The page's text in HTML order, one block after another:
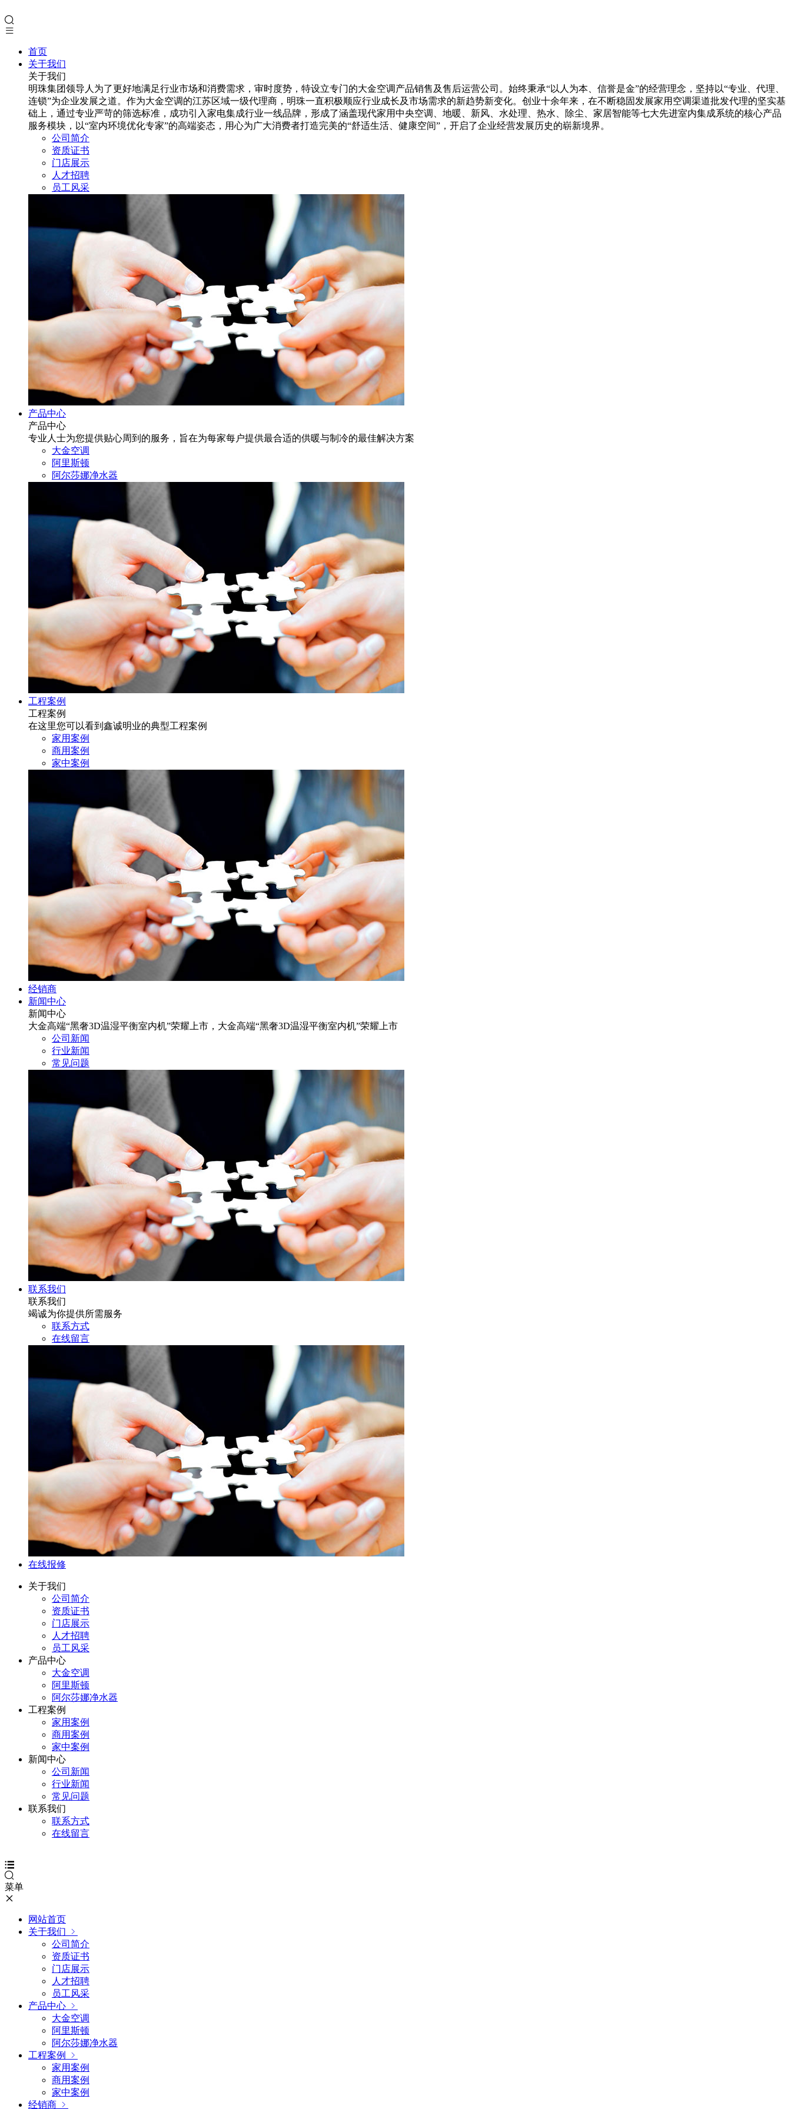
首页
关于我们
关于我们
明珠集团领导人为了更好地满足行业市场和消费需求，审时度势，特设立专门的大金空调产品销售及售后运营公司。始终秉承“以人为本、信誉是金”的经营理念，坚持以“专业、代理、
连锁”为企业发展之道。作为大金空调的江苏区域一级代理商，明珠一直积极顺应行业成长及市场需求的新趋势新变化。创业十余年来，在不断稳固发展家用空调渠道批发代理的坚实基
础上，通过专业严苛的筛选标准，成功引入家电集成行业一线品牌，形成了涵盖现代家用中央空调、地暖、新风、水处理、热水、除尘、家居智能等七大先进室内集成系统的核心产品
服务模块，以“室内环境优化专家”的高端姿态，用心为广大消费者打造完美的“舒适生活、健康空间”，开启了企业经营发展历史的崭新境界。
公司简介
资质证书
门店展示
人才招聘
员工风采
产品中心
产品中心
专业人士为您提供贴心周到的服务，旨在为每家每户提供最合适的供暖与制冷的最佳解决方案
大金空调
阿里斯顿
阿尔莎娜净水器
工程案例
工程案例
在这里您可以看到鑫诚明业的典型工程案例
家用案例
商用案例
家中案例
经销商
新闻中心
新闻中心
大金高端“黑奢3D温湿平衡室内机”荣耀上市，大金高端“黑奢3D温湿平衡室内机”荣耀上市
公司新闻
行业新闻
常见问题
联系我们
联系我们
竭诚为你提供所需服务
联系方式
在线留言
在线报修
关于我们
公司简介
资质证书
门店展示
人才招聘
员工风采
产品中心
大金空调
阿里斯顿
阿尔莎娜净水器
工程案例
家用案例
商用案例
家中案例
新闻中心
公司新闻
行业新闻
常见问题
联系我们
联系方式
在线留言
菜单
网站首页
关于我们
公司简介
资质证书
门店展示
人才招聘
员工风采
产品中心
大金空调
阿里斯顿
阿尔莎娜净水器
工程案例
家用案例
商用案例
家中案例
经销商